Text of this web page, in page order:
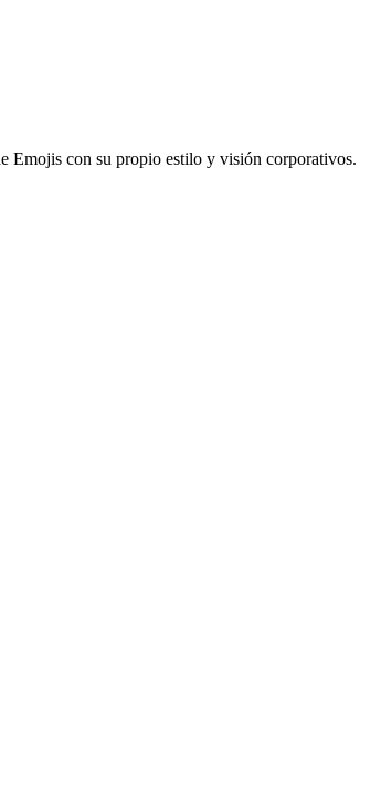
Emojis con su propio estilo y visión corporativos.